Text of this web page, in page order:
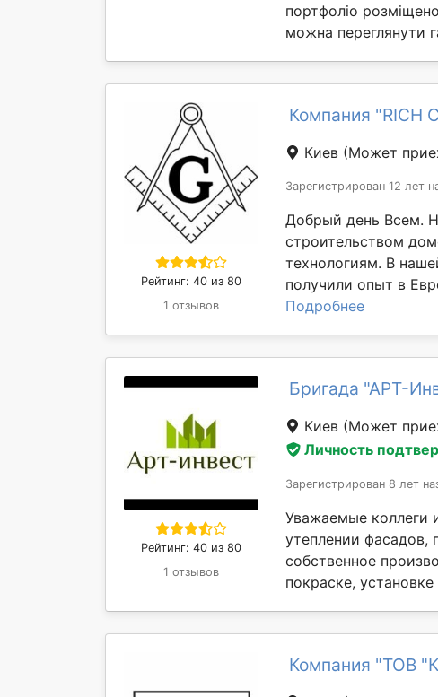
портфоліо
можна переглянути
Рейтинг: 40 из 80
1 отзывов
Компания "RICH
Киев (Может
Зарегистрирован 12 лет
Добрый день Всем.
строительством
технологиям. В
получили опыт в
Подробнее
Рейтинг: 40 из 80
1 отзывов
Бригада "АРТ-
Киев (Может
Личность
Зарегистрирован 8 лет
Уважаемые коллеги
утеплении фасадов,
собственное
покраске,
Компания "ТОВ